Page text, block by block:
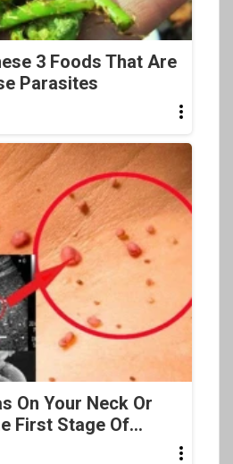
3 Foods That Are
Parasites
On Your Neck Or
First Stage Of...